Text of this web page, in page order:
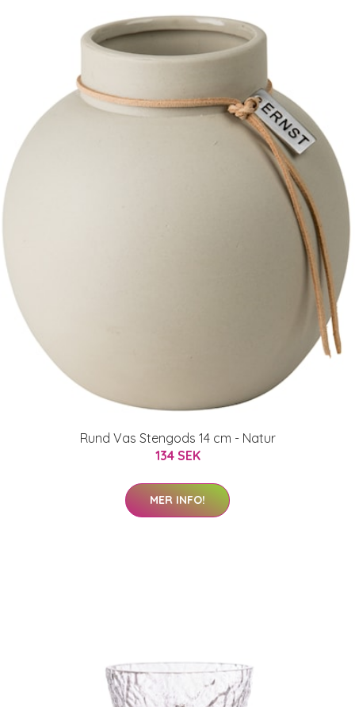
Rund Vas Stengods 14 cm - Natur
134 SEK
MER INFO!